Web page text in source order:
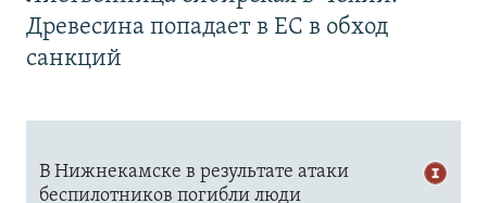
Древесина попадает в ЕС в обход
санкций